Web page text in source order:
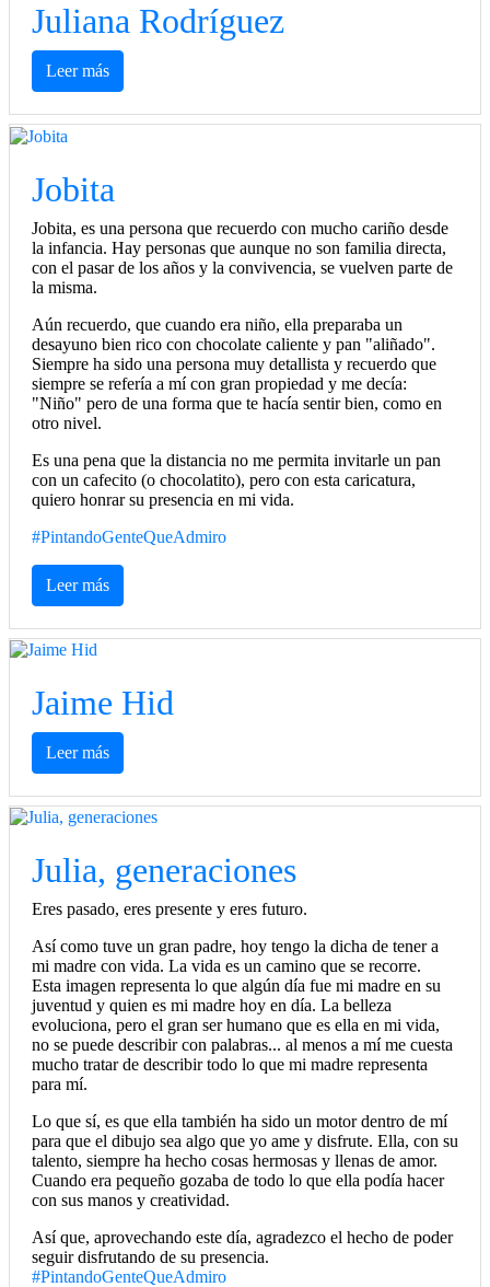
Juliana Rodríguez
Leer más
Jobita
Jobita, es una persona que recuerdo con mucho cariño desde
la infancia. Hay personas que aunque no son familia directa,
con el pasar de los años y la convivencia, se vuelven parte de
la misma.
Aún recuerdo, que cuando era niño, ella preparaba un
desayuno bien rico con chocolate caliente y pan "aliñado".
Siempre ha sido una persona muy detallista y recuerdo que
siempre se refería a mí con gran propiedad y me decía:
"Niño" pero de una forma que te hacía sentir bien, como en
otro nivel.
Es una pena que la distancia no me permita invitarle un pan
con un cafecito (o chocolatito), pero con esta caricatura,
quiero honrar su presencia en mi vida.
#PintandoGenteQueAdmiro
Leer más
Jaime Hid
Leer más
Julia, generaciones
Eres pasado, eres presente y eres futuro.
Así como tuve un gran padre, hoy tengo la dicha de tener a
mi madre con vida. La vida es un camino que se recorre.
Esta imagen representa lo que algún día fue mi madre en su
juventud y quien es mi madre hoy en día. La belleza
evoluciona, pero el gran ser humano que es ella en mi vida,
no se puede describir con palabras... al menos a mí me cuesta
mucho tratar de describir todo lo que mi madre representa
para mí.
Lo que sí, es que ella también ha sido un motor dentro de mí
para que el dibujo sea algo que yo ame y disfrute. Ella, con su
talento, siempre ha hecho cosas hermosas y llenas de amor.
Cuando era pequeño gozaba de todo lo que ella podía hacer
con sus manos y creatividad.
Así que, aprovechando este día, agradezco el hecho de poder
seguir disfrutando de su presencia.
#PintandoGenteQueAdmiro